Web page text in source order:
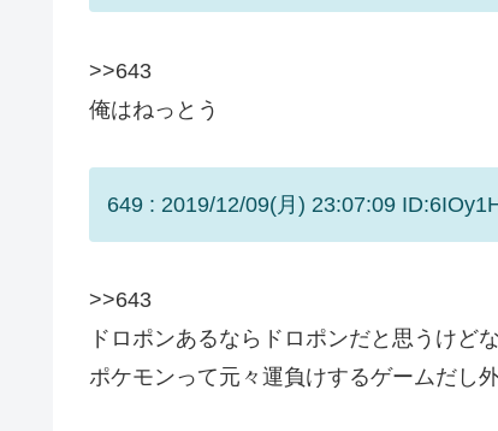
>>643
俺はねっとう
649 : 2019/12/09(月) 23:07:09
>>643
ドロポンあるならドロポンだと思うけどな
ポケモンって元々運負けするゲームだし